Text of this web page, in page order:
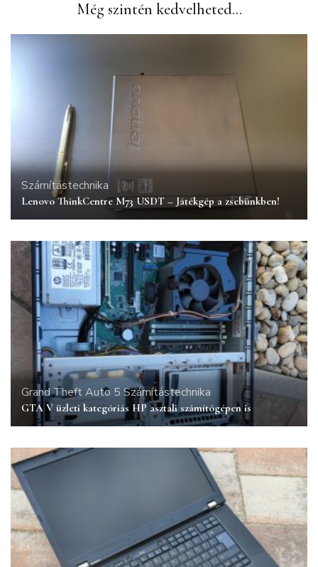
Még szintén kedvelheted...
Számítástechnika
Lenovo ThinkCentre M73 USDT – Játékgép a zsebünkben!
Grand Theft Auto 5 Számítástechnika
GTA V üzleti kategóriás HP asztali számítógépen is